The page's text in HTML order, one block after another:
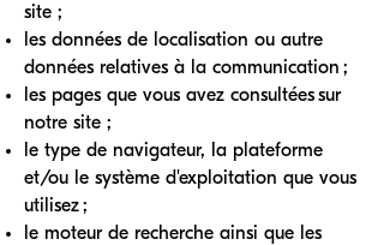
site ;
les données de localisation ou autre
données relatives à la communication ;
les pages que vous avez consultées sur
notre site ;
le type de navigateur, la plateforme
et/ou le système d'exploitation que vous
utilisez ;
le moteur de recherche ainsi que les